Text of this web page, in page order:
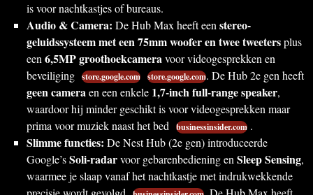
is voor nachtkastjes of bureaus.
Audio & Camera: De Hub Max heeft eenstereo-
geluidssysteem met een 75mm woofer en twee tweetersplus
een6,5MP groothoekcameravoor videogesprekken en
beveiliging store.google.com store.google.com. De Hub 2e gen heeft
geen cameraen een enkele 1,7-inch full-range speaker,
waardoor hij minder geschikt is voor videogesprekken maar
prima voor muziek naast het bed businessinsider.com .
Slimme functies: De Nest Hub (2e gen) introduceerde
Google’sSoli-radarvoor gebarenbediening enSleep Sensing,
waarmee je slaap vanaf het nachtkastje met indrukwekkende